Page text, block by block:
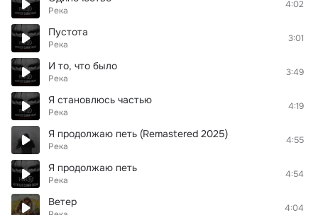
Река
4:02
Пустота
Река
3:01
И то, что было
Река
3:49
Я становлюсь частью
Река
4:19
Я продолжаю петь (Remastered 2025)
Река
4:55
Я продолжаю петь
Река
4:54
Ветер 4:04